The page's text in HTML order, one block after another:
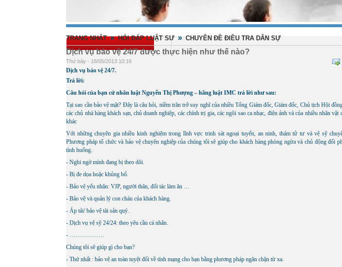
TRANG NHẤT » HỎI ĐÁP LUẬT SƯ » CHUYÊN ĐỀ ĐIỀU TRA DÂN SỰ
Dịch vụ bảo vệ 24/7 được thực hiện như thế nào?
Thứ bảy - 18/05/2013 10:16
Dịch vụ bảo vệ 24/7.
Trả lời:
Câu hỏi của bạn cử nhân luật Nguyễn Thị Phượng – hãng luật IMC trả lời như sau:
Tại sao cần bảo vệ mật? Đây là câu hỏi, niềm trăn trở suy nghĩ của nhiều Tổng Giám đốc, Giám đốc, Chủ tịch Hội
các chủ nhà hàng khách sạn, chủ doanh nghiệp, các chính trị gia, các ngôi sao ca nhạc, điện ảnh và của nhiều nhân vật
khác
Với những chuyên gia nhiều kinh nghiệm trong lĩnh vực trinh sát ngoại tuyến, an ninh, thám tử tư và vệ sỹ
Phương pháp tổ chức và bảo vệ chuyên nghiệp của chúng tôi sẽ giúp cho khách hàng phòng ngừa và chủ động đối
tình huống.
- Nghi ngờ mình đang bị theo dõi.
- Bị đe dọa hoặc khủng bố.
- Bảo vệ yếu nhân: VIP, người thân, đối tác làm ăn …
- Bảo vệ và quản l‎ý con cháu của khách hàng.
- Áp tải/ bảo vệ tài sản qu‎ý.
- Dịch vụ vệ sỹ 24/24: theo yêu cầu cá nhân.
- ………………
Chúng tôi sẽ giúp gì cho bạn?
- Thứ nhất : bảo vệ an toàn tuyệt đối về tính mạng cho bạn bằng phương pháp ngăn chặn từ xa.